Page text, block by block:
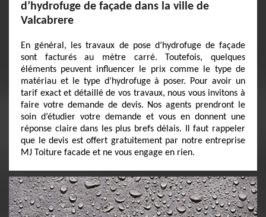
d’hydrofuge de façade dans la ville de
Valcabrere
En général, les travaux de pose d’hydrofuge de façade
sont facturés au mètre carré. Toutefois, quelques
éléments peuvent influencer le prix comme le type de
matériau et le type d’hydrofuge à poser. Pour avoir un
tarif exact et détaillé de vos travaux, nous vous invitons à
faire votre demande de devis. Nos agents prendront le
soin d’étudier votre demande et vous en donnent une
réponse claire dans les plus brefs délais. Il faut rappeler
que le devis est offert gratuitement par notre entreprise
MJ Toiture facade et ne vous engage en rien.